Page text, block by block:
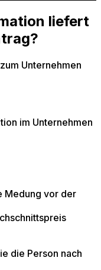
liefert
Unternehmen
im Unternehmen
Medung vor der
die Person nach